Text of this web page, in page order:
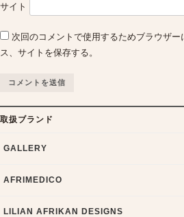
サイト
次回のコメントで使用するためブラウザ
ス、サイトを保存する。
取扱ブランド
GALLERY
AFRIMEDICO
LILIAN AFRIKAN DESIGNS